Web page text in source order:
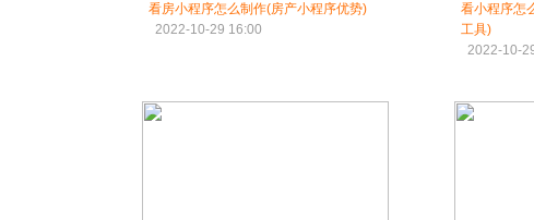
看房小程序怎么制作(房产小程序优势)
2022-10-29 16:00
看小程序怎
工具)
2022-10-